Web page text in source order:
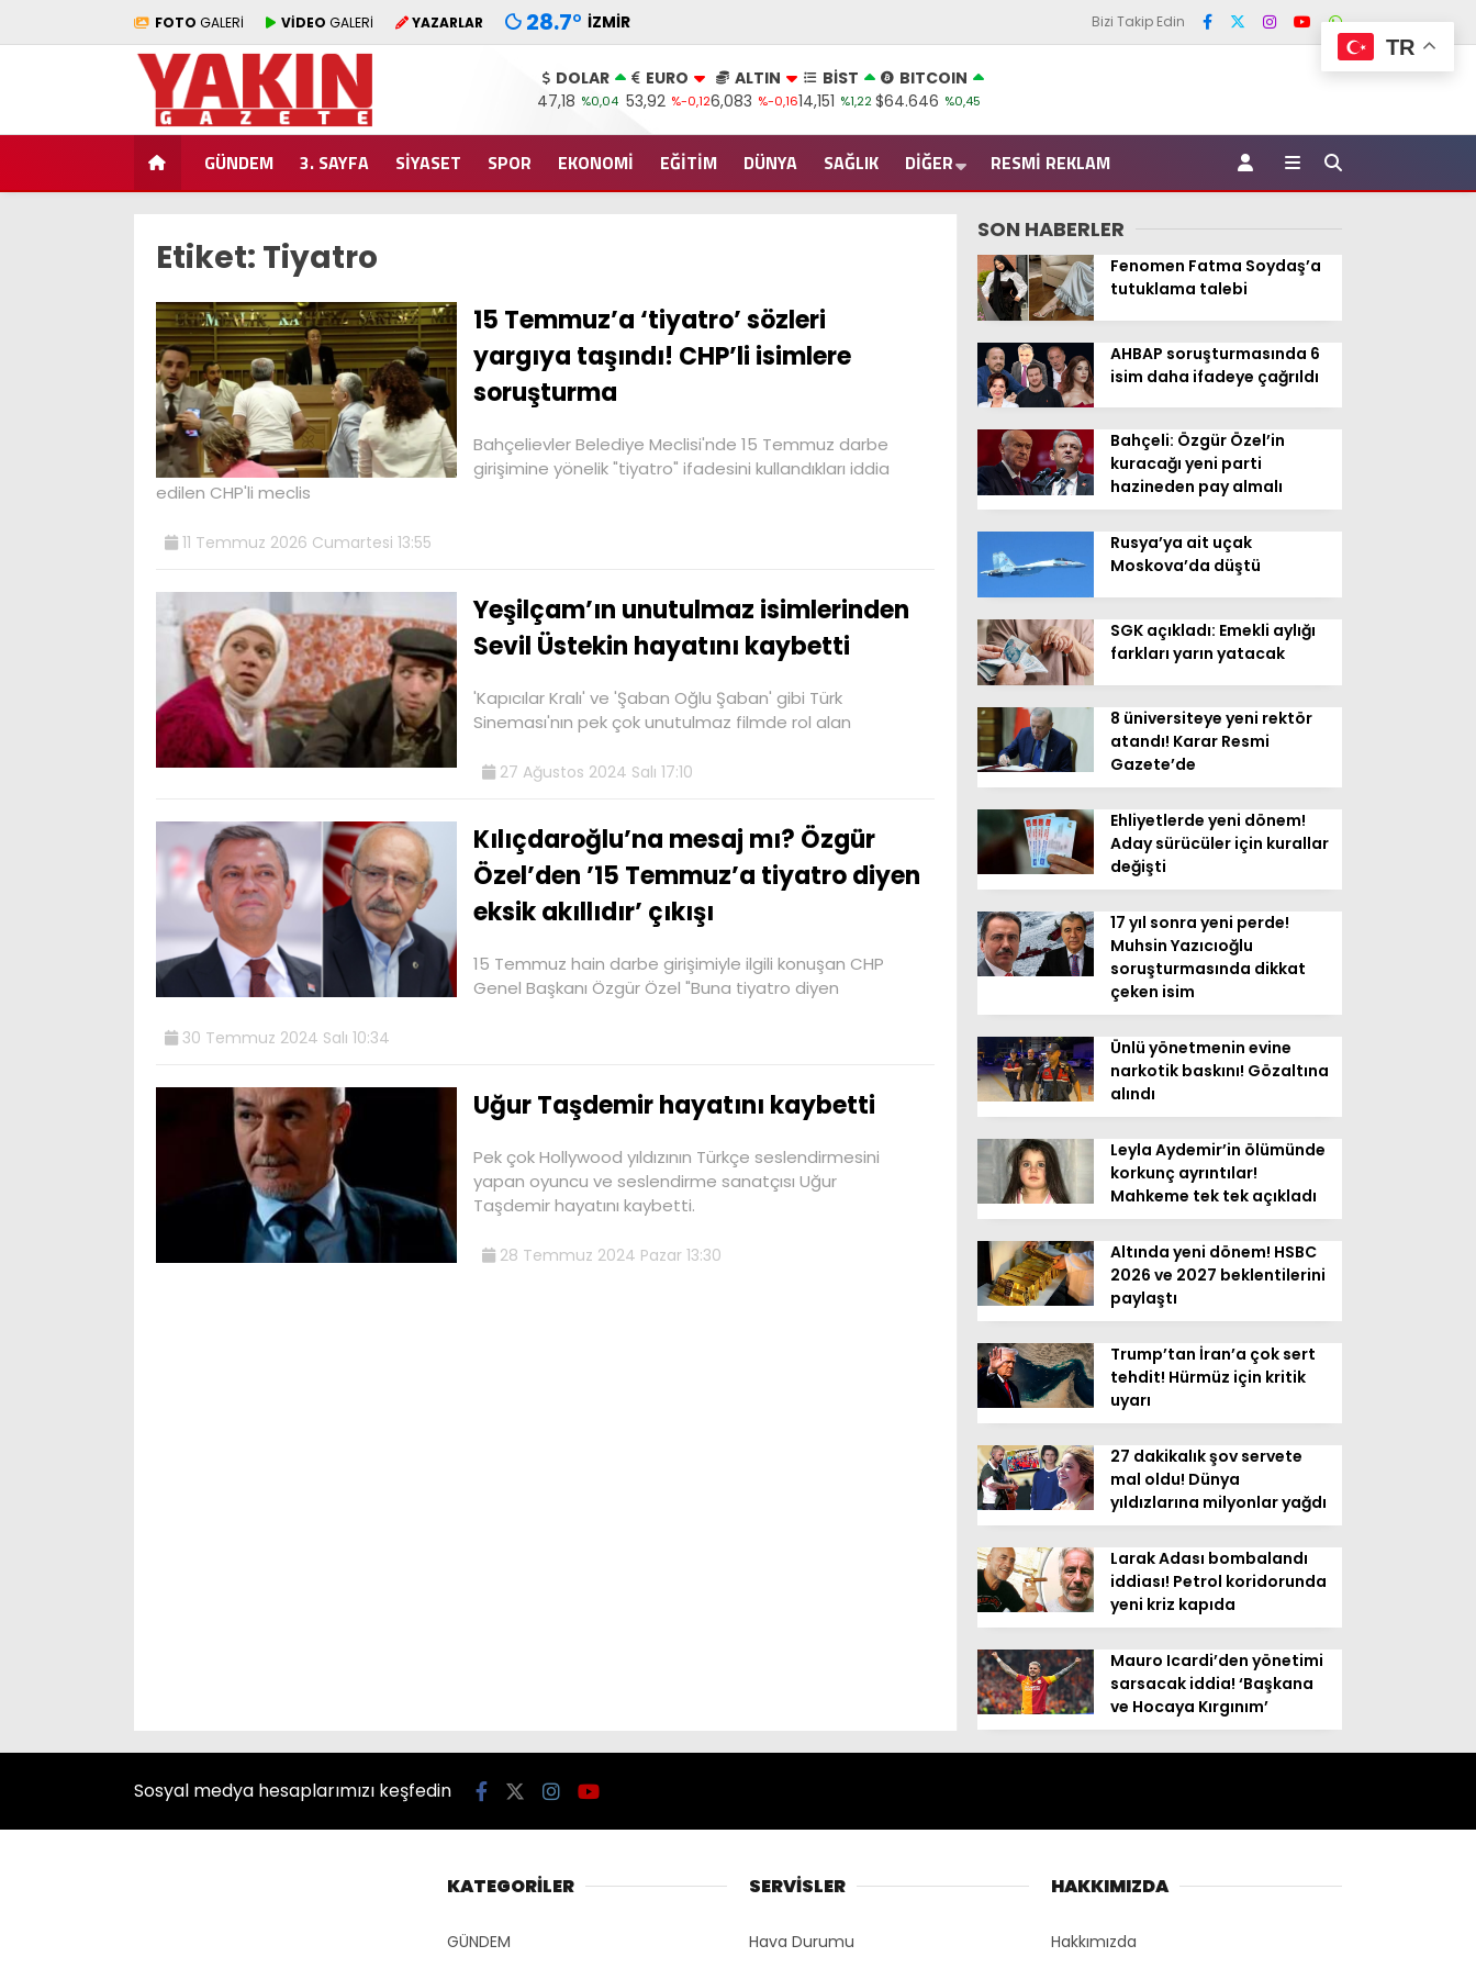
FOTO GALERİ VİDEO GALERİ YAZARLAR 28.7° İZMIR Bizi Takip Edin
DOLAR
47,18 %0,04
EURO
53,92 %-0,12
ALTIN
6,083 %-0,16
BİST
14,151 %1,22
BITCOIN
$64.646 %0,45
GÜNDEM 3. SAYFA SİYASET SPOR EKONOMİ EĞİTİM DÜNYA SAĞLIK DİĞER RESMI REKLAM
Etiket: Tiyatro
15 Temmuz’a ‘tiyatro’ sözleri
yargıya taşındı! CHP’li isimlere
soruşturma
Bahçelievler Belediye Meclisi'nde 15 Temmuz darbe
girişimine yönelik "tiyatro" ifadesini kullandıkları iddia
edilen CHP'li meclis
11 Temmuz 2026 Cumartesi 13:55
Yeşilçam’ın unutulmaz isimlerinden
Sevil Üstekin hayatını kaybetti
'Kapıcılar Kralı' ve 'Şaban Oğlu Şaban' gibi Türk
Sineması'nın pek çok unutulmaz filmde rol alan
27 Ağustos 2024 Salı 17:10
Kılıçdaroğlu’na mesaj mı? Özgür
Özel’den ’15 Temmuz’a tiyatro diyen
eksik akıllıdır’ çıkışı
15 Temmuz hain darbe girişimiyle ilgili konuşan CHP
Genel Başkanı Özgür Özel "Buna tiyatro diyen
30 Temmuz 2024 Salı 10:34
Uğur Taşdemir hayatını kaybetti
Pek çok Hollywood yıldızının Türkçe seslendirmesini
yapan oyuncu ve seslendirme sanatçısı Uğur
Taşdemir hayatını kaybetti.
28 Temmuz 2024 Pazar 13:30
SON HABERLER
Fenomen Fatma Soydaş’a
tutuklama talebi
AHBAP soruşturmasında 6
isim daha ifadeye çağrıldı
Bahçeli: Özgür Özel’in
kuracağı yeni parti
hazineden pay almalı
Rusya’ya ait uçak
Moskova’da düştü
SGK açıkladı: Emekli aylığı
farkları yarın yatacak
8 üniversiteye yeni rektör
atandı! Karar Resmi
Gazete’de
Ehliyetlerde yeni dönem!
Aday sürücüler için kurallar
değişti
17 yıl sonra yeni perde!
Muhsin Yazıcıoğlu
soruşturmasında dikkat
çeken isim
Ünlü yönetmenin evine
narkotik baskını! Gözaltına
alındı
Leyla Aydemir’in ölümünde
korkunç ayrıntılar!
Mahkeme tek tek açıkladı
Altında yeni dönem! HSBC
2026 ve 2027 beklentilerini
paylaştı
Trump’tan İran’a çok sert
tehdit! Hürmüz için kritik
uyarı
27 dakikalık şov servete
mal oldu! Dünya
yıldızlarına milyonlar yağdı
Larak Adası bombalandı
iddiası! Petrol koridorunda
yeni kriz kapıda
Mauro Icardi’den yönetimi
sarsacak iddia! ‘Başkana
ve Hocaya Kırgınım’
Sosyal medya hesaplarımızı keşfedin
KATEGORİLER
GÜNDEM
SERVİSLER
Hava Durumu
HAKKIMIZDA
Hakkımızda
TR